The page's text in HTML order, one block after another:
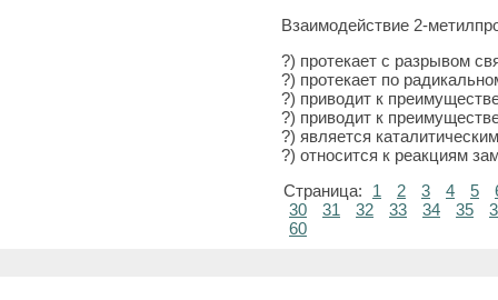
Взаимодействие 2-
?) протекает с разрывом
?) протекает по
?) приводит к
?) приводит к
?) является
?) относится к реакциям
Страница:
1 2 3 4 5
30
31 32 33 34 35
60